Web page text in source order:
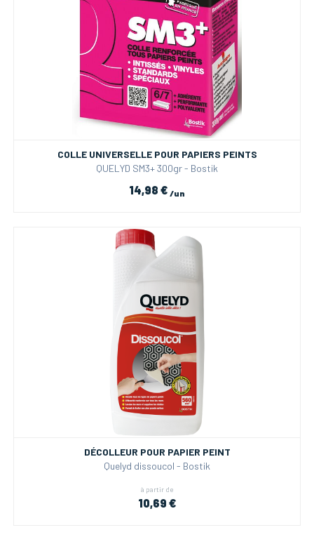
COLLE UNIVERSELLE POUR PAPIERS PEINTS
QUELYD SM3+ 300gr - Bostik
14,98 € /un
DÉCOLLEUR POUR PAPIER PEINT
Quelyd dissoucol - Bostik
à partir de
10,69 €